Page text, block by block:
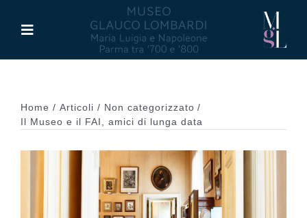
contenuto
Toggle
Maria Luigia d’Asburgo
Glauco Lombardi
Palazzo di Riserva
Home Articoli
Non categorizzato
Il Museo e il FAI, amici di lunga data